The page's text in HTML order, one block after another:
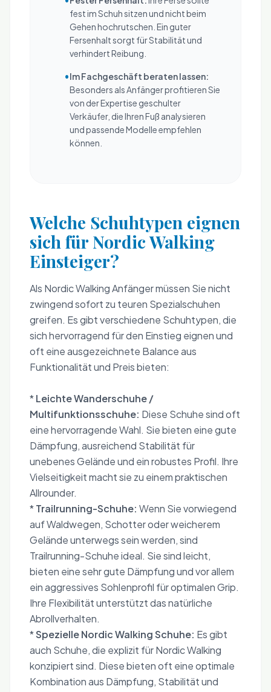
fest im Schuh sitzen und nicht beim
Gehen hochrutschen. Ein guter
Fersenhalt sorgt für Stabilität und
verhindert Reibung.
•Im Fachgeschäft beraten lassen:
Besonders als Anfänger profitieren Sie
von der Expertise geschulter
Verkäufer, die Ihren Fuß analysieren
und passende Modelle empfehlen
können.
Welche Schuhtypen eignen
sich für Nordic Walking
Einsteiger?
Als Nordic Walking Anfänger müssen Sie nicht
zwingend sofort zu teuren Spezialschuhen
greifen. Es gibt verschiedene Schuhtypen, die
sich hervorragend für den Einstieg eignen und
oft eine ausgezeichnete Balance aus
Funktionalität und Preis bieten:
*Leichte Wanderschuhe /
Multifunktionsschuhe: Diese Schuhe sind oft
eine hervorragende Wahl. Sie bieten eine gute
Dämpfung, ausreichend Stabilität für
unebenes Gelände und ein robustes Profil. Ihre
Vielseitigkeit macht sie zu einem praktischen
Allrounder.
*Trailrunning-Schuhe: Wenn Sie vorwiegend
auf Waldwegen, Schotter oder weicherem
Gelände unterwegs sein werden, sind
Trailrunning-Schuhe ideal. Sie sind leicht,
bieten eine sehr gute Dämpfung und vor allem
ein aggressives Sohlenprofil für optimalen Grip.
Ihre Flexibilität unterstützt das natürliche
Abrollverhalten.
*Spezielle Nordic Walking Schuhe: Es gibt
auch Schuhe, die explizit für Nordic Walking
konzipiert sind. Diese bieten oft eine optimale
Kombination aus Dämpfung, Stabilität und